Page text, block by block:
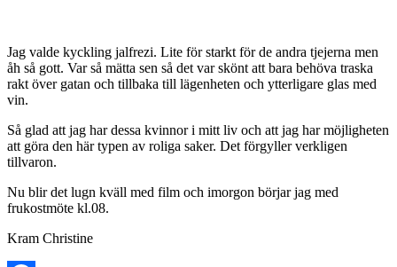
Jag valde kyckling jalfrezi. Lite för starkt för de andra tjejerna men
åh så gott. Var så mätta sen så det var skönt att bara behöva traska
rakt över gatan och tillbaka till lägenheten och ytterligare glas med
vin.
Så glad att jag har dessa kvinnor i mitt liv och att jag har möjligheten
att göra den här typen av roliga saker. Det förgyller verkligen
tillvaron.
Nu blir det lugn kväll med film och imorgon börjar jag med
frukostmöte kl.08.
Kram Christine